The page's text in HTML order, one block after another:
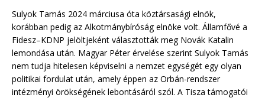
Sulyok Tamás 2024 márciusa óta köztársasági elnök,
korábban pedig az Alkotmánybíróság elnöke volt. Államfővé a
Fidesz–KDNP jelöltjeként választották meg Novák Katalin
lemondása után. Magyar Péter érvelése szerint Sulyok Tamás
nem tudja hitelesen képviselni a nemzet egységét egy olyan
politikai fordulat után, amely éppen az Orbán-rendszer
intézményi örökségének lebontásáról szól. A Tisza támogatói